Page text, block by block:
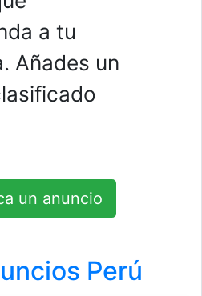
a tu
Añades un
un anuncio
Perú